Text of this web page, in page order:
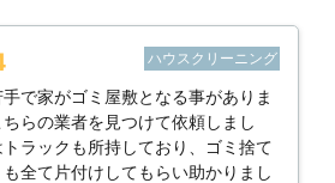
ハウスクリーニング
で家がゴミ屋敷となる事がありま
らの業者を見つけて依頼しまし
ラックも所持しており、ゴミ捨て
全て片付けしてもらい助かりまし